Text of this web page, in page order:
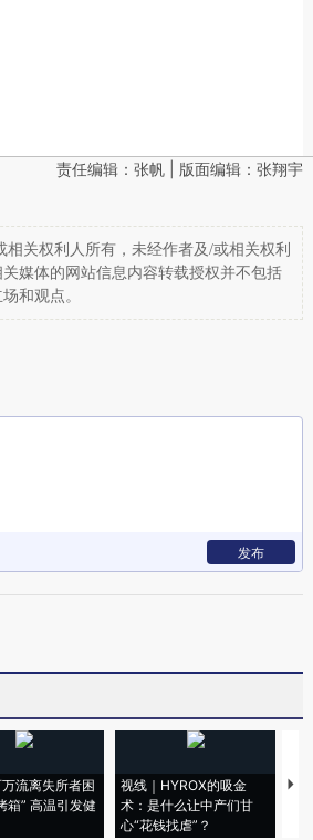
责任编辑：张帆 | 版面编辑：张翔宇
关权利人所有，未经作者及/或相关权利
媒体的网站信息内容转载授权并不包括
和观点。
发布
流离失所者困
箱” 高温引发健
视线｜HYROX的吸金
术：是什么让中产们甘
心“花钱找虐”？
马